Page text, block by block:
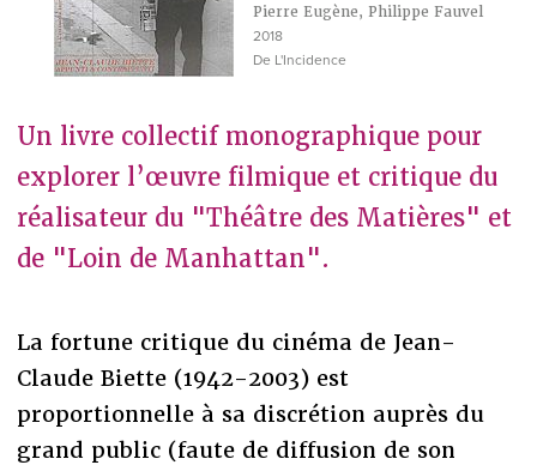
Pierre Eugène, Philippe Fauvel
2018
De L'Incidence
Un livre collectif monographique pour
explorer l’œuvre filmique et critique du
réalisateur du "Théâtre des Matières" et
de "Loin de Manhattan".
La fortune critique du cinéma de Jean-
Claude Biette (1942-2003) est
proportionnelle à sa discrétion auprès du
grand public (faute de diffusion de son